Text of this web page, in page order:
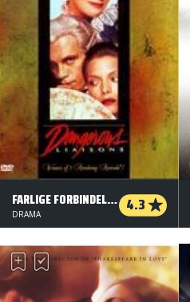
FARLIGE FORBINDELSER 4.3
DRAMA